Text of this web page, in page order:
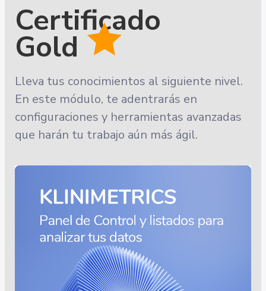
Certificado
Gold 🟊
Lleva tus conocimientos al siguiente nivel.
En este módulo, te adentrarás en
configuraciones y herramientas avanzadas
que harán tu trabajo aún más ágil.